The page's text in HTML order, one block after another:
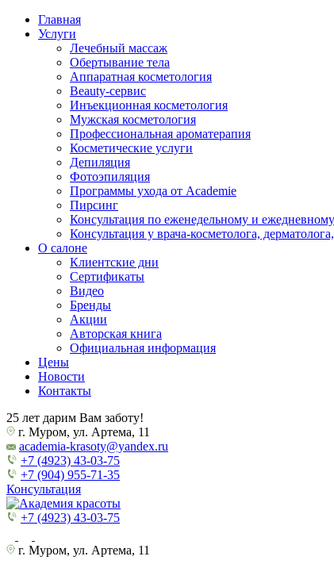
Главная
Услуги
Лечебный массаж
Обертывание тела
Аппаратная косметология
Beauty-сервис
Инъекционная косметология
Мужская косметология
Профессиональная ароматерапия
Косметические услуги
Депиляция
Фотоэпиляция
Программы ухода от Academie
Пирсинг
Консультация по еженедельному и
Консультация у врача-косметолога,
О салоне
Клиентские дни
Сертификаты
Видео
Бренды
Акции
Авторская книга
Официальная информация
Цены
Новости
Контакты
25 лет дарим Вам заботу!
г. Муром, ул. Артема, 11
academia-krasoty@yandex.ru
+7 (4923) 43-03-75
+7 (904) 955-71-35
Консультация
+7 (4923) 43-03-75
г. Муром, ул. Артема, 11